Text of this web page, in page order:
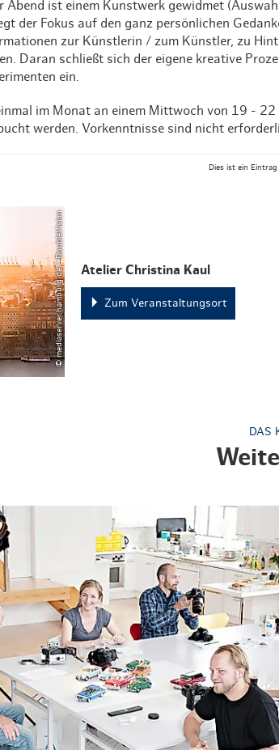
Abend ist einem Kunstwerk gewidmet
der Fokus auf den ganz persönlichen
zur Künstlerin / zum Künstler, zu
Daran schließt sich der eigene kreative
ein.
im Monat an einem Mittwoch von 19 -
werden. Vorkenntnisse sind nicht
Dies ist ein
© mediaserver.hamburg.de / DoubleVision Atelier Christina Kaul
Zum Veranstaltungsort
DAS